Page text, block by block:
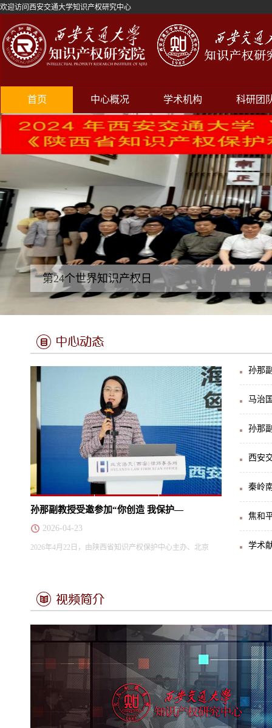
欢迎访问西安交通大学知识产权研究中心
首页 中心概况 学术机构 科研团
第24个世界知识产权日
孙那副教授受邀参加“你创造 我保护—
2026-04-23
2026年4月22日，由陕西省知识产权保护中心主办、北京
马治国教授应邀参加耶鲁大学 “具身认
2026-04-22
孙那
马治
孙那
西安
秦岭
焦和
学术